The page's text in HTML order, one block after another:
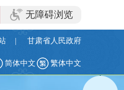
无障碍浏览
| 甘肃省人民政府
简体中文 繁体中文